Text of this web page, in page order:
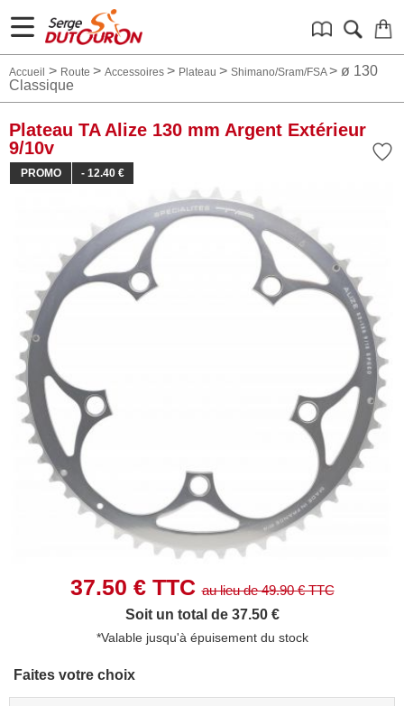
Accueil > Route > Accessoires > Plateau > Shimano/Sram/FSA > ø 130
Classique
Plateau TA Alize 130 mm Argent Extérieur
9/10v
PROMO - 12.40 €
37.50 € TTCau lieu de49.90€ TTC
Soit un total de 37.50 €
*Valable jusqu'à épuisement du stock
Faites votre choix